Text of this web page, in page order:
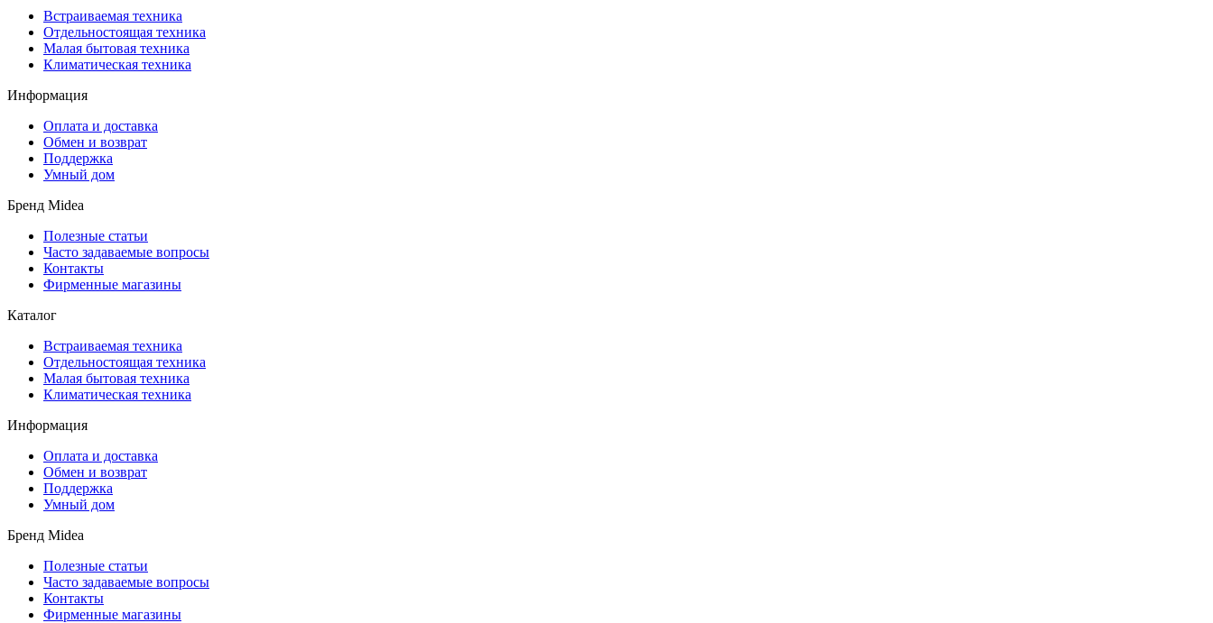
Встраиваемая техника
Отдельностоящая техника
Малая бытовая техника
Климатическая техника
Информация
Оплата и доставка
Обмен и возврат
Поддержка
Умный дом
Бренд Midea
Полезные статьи
Часто задаваемые вопросы
Контакты
Фирменные магазины
Каталог
Встраиваемая техника
Отдельностоящая техника
Малая бытовая техника
Климатическая техника
Информация
Оплата и доставка
Обмен и возврат
Поддержка
Умный дом
Бренд Midea
Полезные статьи
Часто задаваемые вопросы
Контакты
Фирменные магазины